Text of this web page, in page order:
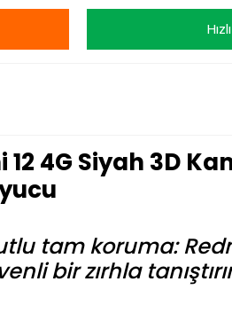
12 4G Siyah 3D
tam koruma:
bir zırhla